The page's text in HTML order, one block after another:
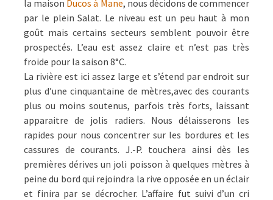
la maison Ducos à Mane, nous décidons de commencer
par le plein Salat. Le niveau est un peu haut à mon
goût mais certains secteurs semblent pouvoir être
prospectés. L’eau est assez claire et n’est pas très
froide pour la saison 8°C.
La rivière est ici assez large et s’étend par endroit sur
plus d’une cinquantaine de mètres,avec des courants
plus ou moins soutenus, parfois très forts, laissant
apparaitre de jolis radiers. Nous délaisserons les
rapides pour nous concentrer sur les bordures et les
cassures de courants. J.-P. touchera ainsi dès les
premières dérives un joli poisson à quelques mètres à
peine du bord qui rejoindra la rive opposée en un éclair
et finira par se décrocher. L’affaire fut suivi d’un cri